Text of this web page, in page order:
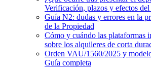
Verificación, plazos y efectos
Guía N2: dudas y errores en la
de la Propiedad
Cómo y cuándo las plataformas
sobre los alquileres de corta
Orden VAU/1560/2025 y
Guía completa